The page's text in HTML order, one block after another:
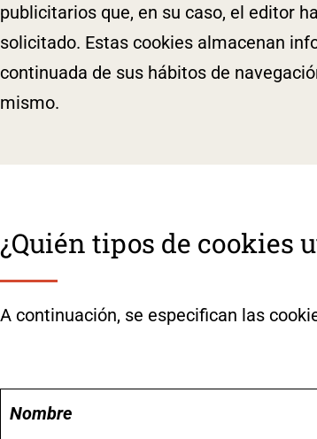
publicitarios que, en su caso, el editor
solicitado. Estas cookies almacenan
continuada de sus hábitos de
mismo.
¿Quién tipos de cookies
A continuación, se especifican las
Nombre